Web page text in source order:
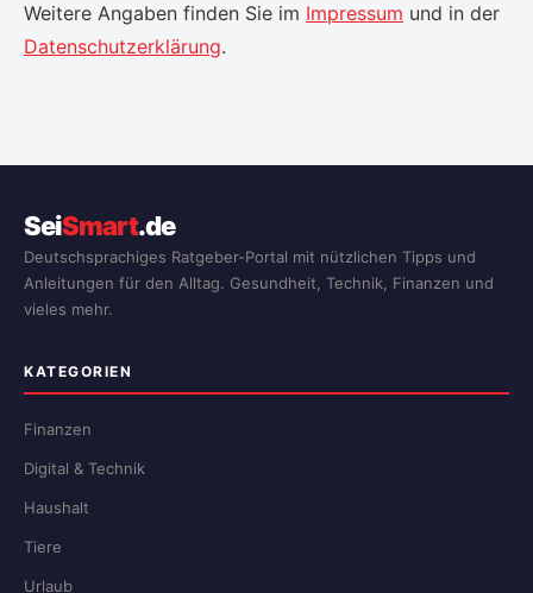
Weitere Angaben finden Sie im Impressum und in der
Datenschutzerklärung.
SeiSmart.de
Deutschsprachiges Ratgeber-Portal mit nützlichen Tipps und
Anleitungen für den Alltag. Gesundheit, Technik, Finanzen und
vieles mehr.
KATEGORIEN
Finanzen
Digital & Technik
Haushalt
Tiere
Urlaub